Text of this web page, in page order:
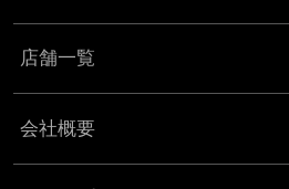
店舗一覧
会社概要